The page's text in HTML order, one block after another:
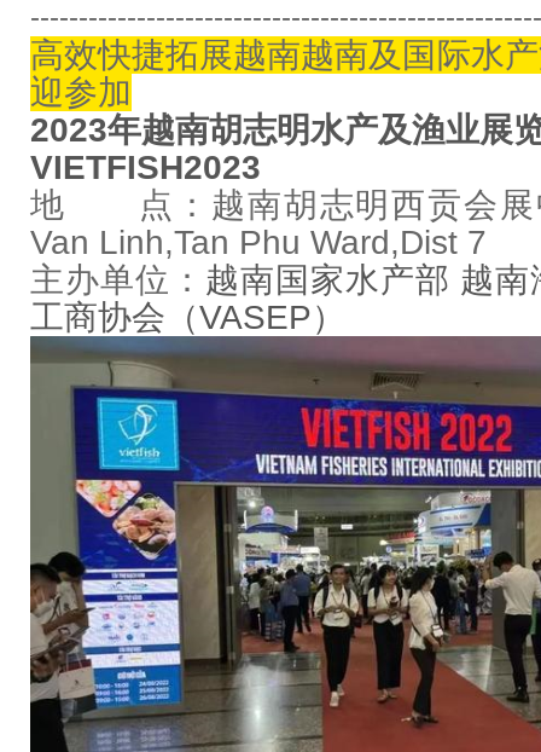
高效快捷拓展越南越南及国际水
迎参加
2023年越南胡志明水产及渔业展
VIETFISH2023
地 点：越南胡志明西贡会展
Van Linh,Tan Phu Ward,Dist 7
主办单位： 越南国家水产部 越
工商协会（VASEP）